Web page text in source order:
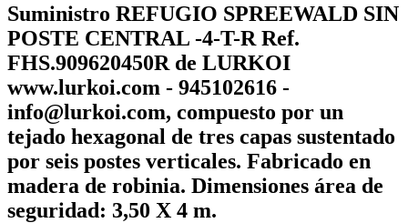
Suministro REFUGIO SPREEWALD SIN
POSTE CENTRAL -4-T-R Ref.
FHS.909620450R de LURKOI
www.lurkoi.com - 945102616 -
info@lurkoi.com, compuesto por un
tejado hexagonal de tres capas sustentado
por seis postes verticales. Fabricado en
madera de robinia. Dimensiones área de
seguridad: 3,50 X 4 m.